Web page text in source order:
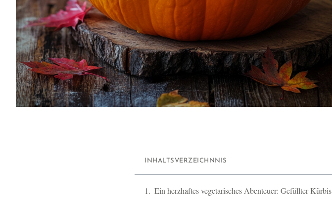
INHALTSVERZEICHNNIS
Ein herzhaftes vegetarisches Abenteuer: Gefüllter Kürbis